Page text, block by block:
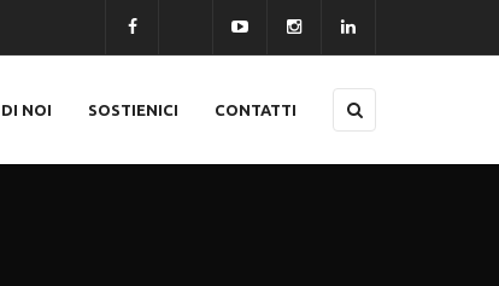
NOI SOSTIENICI CONTATTI